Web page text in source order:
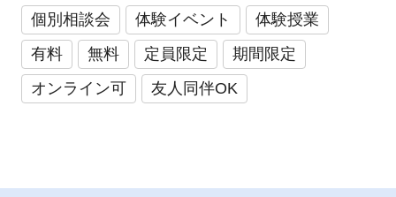
個別相談会
体験イベント
体験授業
有料
無料 定員限定
期間限定
オンライン可
友人同伴OK